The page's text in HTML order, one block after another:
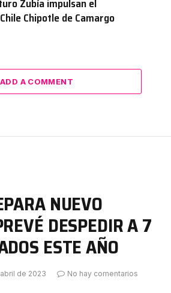
Zubía impulsan el
Chipotle de Camargo
ADD A COMMENT
NUEVO
DESPEDIR A 7
ESTE AÑO
de 2023
No hay comentarios